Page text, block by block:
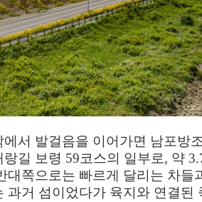
서 발걸음을 이어가면 남포방
길 보령 59코스의 일부로, 약
대쪽으로는 빠르게 달리는 차
과거 섬이었다가 육지와 연결